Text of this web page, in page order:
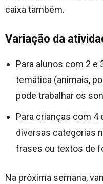
caixa também.
Variação da
Para alunos com 2 e
temática (animais,
pode trabalhar os
Para crianças com 4
diversas categorias
frases ou textos de
Na próxima semana,